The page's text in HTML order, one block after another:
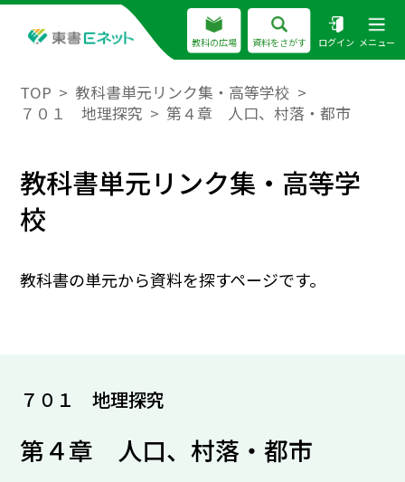
教科の広場 資料をさがす ログイン メニュー
TOP
教科書単元リンク集・高等学校
７０１ 地理探究
第４章 人口、村落・都市
教科書単元リンク集・高等学
校
教科書の単元から資料を探すページです。
７０１ 地理探究
第４章 人口、村落・都市